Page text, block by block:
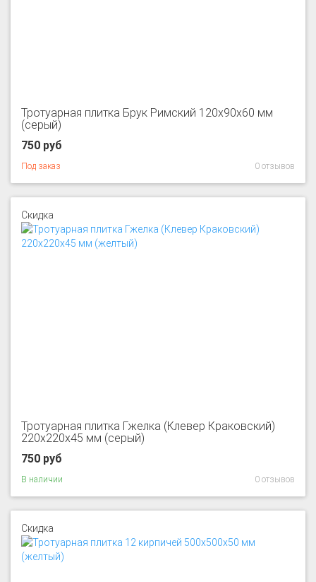
Тротуарная плитка Брук Римский 120x90x60 мм
(серый)
750 руб
Под заказ 0 отзывов
Скидка
Тротуарная плитка Гжелка (Клевер Краковский)
220x220x45 мм (серый)
750 руб
В наличии 0 отзывов
Скидка